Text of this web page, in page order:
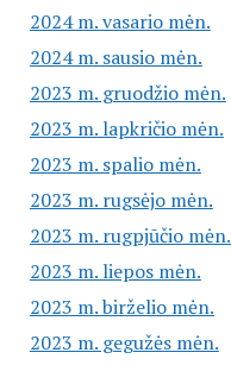
2024 m. vasario mėn.
2024 m. sausio mėn.
2023 m. gruodžio mėn.
2023 m. lapkričio mėn.
2023 m. spalio mėn.
2023 m. rugsėjo mėn.
2023 m. rugpjūčio mėn.
2023 m. liepos mėn.
2023 m. birželio mėn.
2023 m. gegužės mėn.